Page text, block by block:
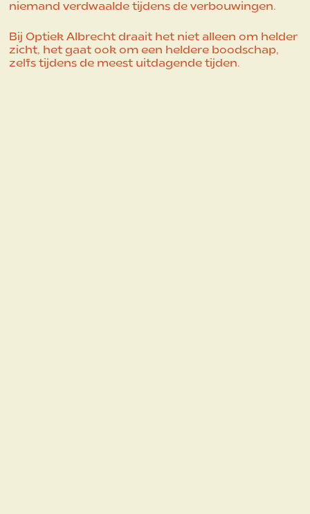
niemand verdwaalde tijdens de verbouwingen.
Bij Optiek Albrecht draait het niet alleen om helder
zicht, het gaat ook om een heldere boodschap,
zelfs tijdens de meest uitdagende tijden.